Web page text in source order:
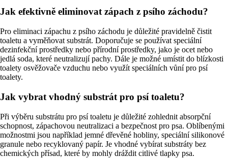
Jak efektivně eliminovat zápach z psího záchodu?
Pro eliminaci zápachu z psího záchodu je důležité pravidelně čistit
toaletu a vyměňovat substrát. Doporučuje se používat speciální
dezinfekční prostředky nebo přírodní prostředky, jako je ocet nebo
jedlá soda, které neutralizují pachy. Dále je možné umístit do blízkosti
toalety osvěžovače vzduchu nebo využít speciálních vůní pro psí
toalety.
Jak vybrat vhodný substrát pro psí toaletu?
Při výběru substrátu pro psí toaletu je důležité zohlednit absorpční
schopnost, zápachovou neutralizaci a bezpečnost pro psa. Oblíbenými
možnostmi jsou například jemné dřevěné hobliny, speciální silikonové
granule nebo recyklovaný papír. Je vhodné vybírat substráty bez
chemických přísad, které by mohly dráždit citlivé tlapky psa.